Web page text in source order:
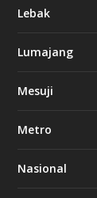
Lebak
Lumajang
Mesuji
Metro
Nasional